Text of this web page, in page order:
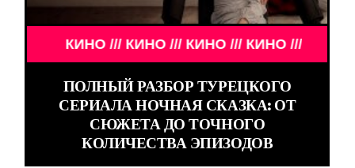
КИНО /// КИНО /// КИНО /// КИНО ///
ПОЛНЫЙ РАЗБОР ТУРЕЦКОГО
СЕРИАЛА НОЧНАЯ СКАЗКА: ОТ
СЮЖЕТА ДО ТОЧНОГО
КОЛИЧЕСТВА ЭПИЗОДОВ